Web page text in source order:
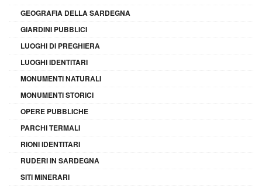
GEOGRAFIA DELLA SARDEGNA
GIARDINI PUBBLICI
LUOGHI DI PREGHIERA
LUOGHI IDENTITARI
MONUMENTI NATURALI
MONUMENTI STORICI
OPERE PUBBLICHE
PARCHI TERMALI
RIONI IDENTITARI
RUDERI IN SARDEGNA
SITI MINERARI